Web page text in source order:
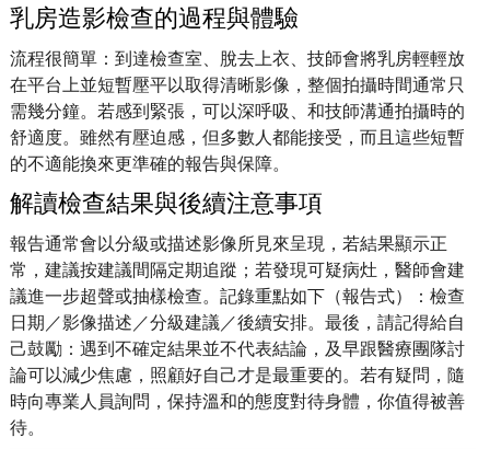
乳房造影檢查的過程與體驗
流程很簡單：到達檢查室、脫去上衣、技師會將乳房輕輕放
在平台上並短暫壓平以取得清晰影像，整個拍攝時間通常只
需幾分鐘。若感到緊張，可以深呼吸、和技師溝通拍攝時的
舒適度。雖然有壓迫感，但多數人都能接受，而且這些短暫
的不適能換來更準確的報告與保障。
解讀檢查結果與後續注意事項
報告通常會以分級或描述影像所見來呈現，若結果顯示正
常，建議按建議間隔定期追蹤；若發現可疑病灶，醫師會建
議進一步超聲或抽樣檢查。記錄重點如下（報告式）：檢查
日期／影像描述／分級建議／後續安排。最後，請記得給自
己鼓勵：遇到不確定結果並不代表結論，及早跟醫療團隊討
論可以減少焦慮，照顧好自己才是最重要的。若有疑問，隨
時向專業人員詢問，保持溫和的態度對待身體，你值得被善
待。